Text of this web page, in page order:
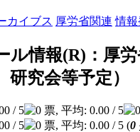
カイブス 厚労省関連 情報
ル情報(R)：厚
研究会等予定）
(0